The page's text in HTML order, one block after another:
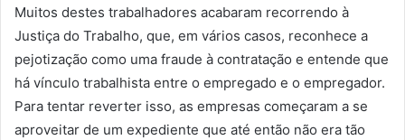
Muitos destes trabalhadores acabaram recorrendo à
Justiça do Trabalho, que, em vários casos, reconhece a
pejotização como uma fraude à contratação e entende que
há vínculo trabalhista entre o empregado e o empregador.
Para tentar reverter isso, as empresas começaram a se
aproveitar de um expediente que até então não era tão